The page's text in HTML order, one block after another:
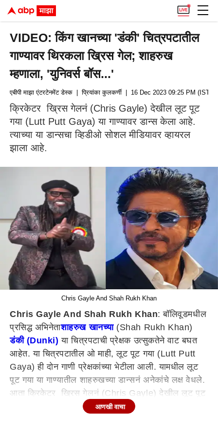
VIDEO: किंग खानच्या 'डंकी' चित्रपटातील
गाण्यावर थिरकला ख्रिस गेल; शाहरुख
म्हणाला, 'युनिवर्स बॉस...'
एबीपी माझा एंटरटेनमेंट डेस्क | प्रियांका कुलकर्णी | 16 Dec 2023 09:25 PM (IST)
क्रिकेटर ख्रिस गेलनं (Chris Gayle) देखील लूट पूट
गया (Lutt Putt Gaya) या गाण्यावर डान्स केला आहे.
त्याच्या या डान्सचा व्हिडीओ सोशल मीडियावर व्हायरल
झाला आहे.
Chris Gayle And Shah Rukh Khan
Chris Gayle And Shah Rukh Khan: बॉलिवूडमधील
प्रसिद्ध अभिनेताशाहरुख खानच्या(Shah Rukh Khan)
डंकी (Dunki) या चित्रपटाची प्रेक्षक उत्सुकतेने वाट बघत
आहेत. या चित्रपटातील ओ माही, लूट पूट गया (Lutt Putt
Gaya) ही दोन गाणी प्रेक्षकांच्या भेटीला आली. यामधील लूट
पूट गया या गाण्यातील शाहरुखच्या डान्सनं अनेकांचे लक्ष वेधले.
आता क्रिकेटर ख्रिस गेलनं (Chris Gayle) देखील लूट पूट
गया या गाण्यावर डान्स केला आहे. त्याच्या या डान्सचा व्हिडीओ
आणखी वाचा